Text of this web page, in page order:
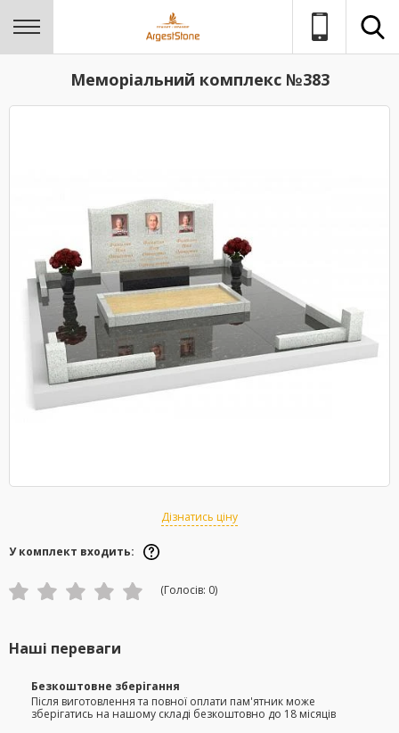
Меморіальний комплекс №383
Дізнатись ціну
У комплект входить:
(Голосів: 0)
Наші переваги
Безкоштовне зберігання
Після виготовлення та повної оплати пам'ятник може
зберігатись на нашому складі безкоштовно до 18 місяців